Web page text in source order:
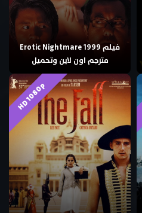
فيلم Erotic Nightmare 1999
مترجم اون لاين وتحميل
HD 1080p